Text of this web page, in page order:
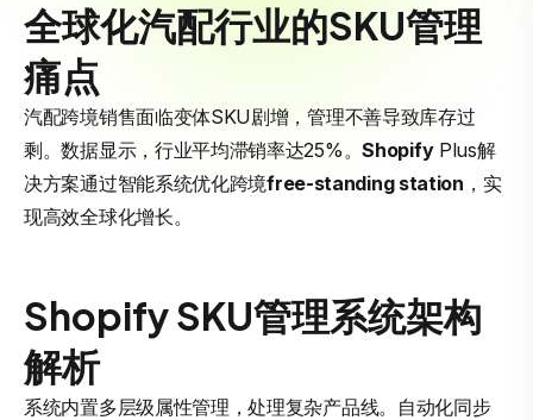
全球化汽配行业的SKU管理
痛点
汽配跨境销售面临变体SKU剧增，管理不善导致库存过
剩。数据显示，行业平均滞销率达25%。ShopifyPlus解
决方案通过智能系统优化跨境free-standing station ，实
现高效全球化增长。
Shopify SKU管理系统架构
解析
系统内置多层级属性管理，处理复杂产品线。自动化同步